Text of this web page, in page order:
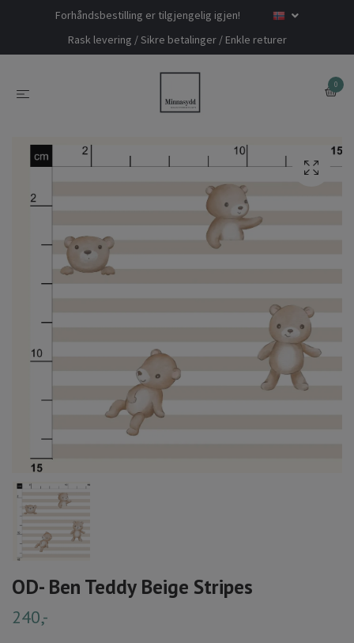
Forhåndsbestilling er tilgjengelig igjen!
Rask levering / Sikre betalinger / Enkle returer
0
OD- Ben Teddy Beige Stripes
240,-